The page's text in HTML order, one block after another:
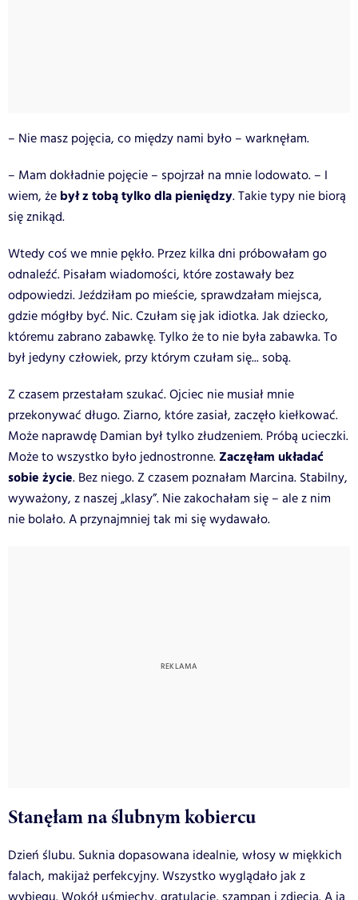
– Nie masz pojęcia, co między nami było – warknęłam.
– Mam dokładnie pojęcie – spojrzał na mnie lodowato. – I
wiem, że był z tobą tylko dla pieniędzy. Takie typy nie biorą
się znikąd.
Wtedy coś we mnie pękło. Przez kilka dni próbowałam go
odnaleźć. Pisałam wiadomości, które zostawały bez
odpowiedzi. Jeździłam po mieście, sprawdzałam miejsca,
gdzie mógłby być. Nic. Czułam się jak idiotka. Jak dziecko,
któremu zabrano zabawkę. Tylko że to nie była zabawka. To
był jedyny człowiek, przy którym czułam się... sobą.
Z czasem przestałam szukać. Ojciec nie musiał mnie
przekonywać długo. Ziarno, które zasiał, zaczęło kiełkować.
Może naprawdę Damian był tylko złudzeniem. Próbą ucieczki.
Może to wszystko było jednostronne. Zaczęłam układać
sobie życie. Bez niego. Z czasem poznałam Marcina. Stabilny,
wyważony, z naszej „klasy”. Nie zakochałam się – ale z nim
nie bolało. A przynajmniej tak mi się wydawało.
Stanęłam na ślubnym kobiercu
Dzień ślubu. Suknia dopasowana idealnie, włosy w miękkich
falach, makijaż perfekcyjny. Wszystko wyglądało jak z